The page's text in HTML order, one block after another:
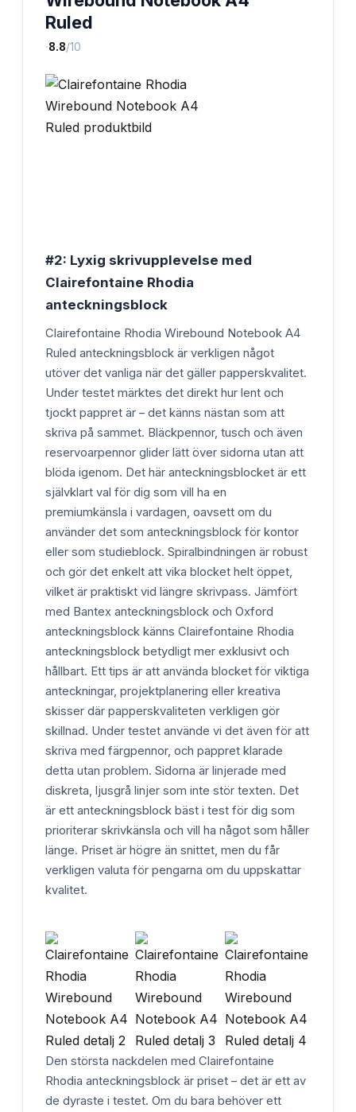
Ruled
·8.8/10
#2: Lyxig skrivupplevelse med
Clairefontaine Rhodia
anteckningsblock
Clairefontaine Rhodia Wirebound Notebook A4
Ruled anteckningsblock är verkligen något
utöver det vanliga när det gäller papperskvalitet.
Under testet märktes det direkt hur lent och
tjockt pappret är – det känns nästan som att
skriva på sammet. Bläckpennor, tusch och även
reservoarpennor glider lätt över sidorna utan att
blöda igenom. Det här anteckningsblocket är ett
självklart val för dig som vill ha en
premiumkänsla i vardagen, oavsett om du
använder det som anteckningsblock för kontor
eller som studieblock. Spiralbindningen är robust
och gör det enkelt att vika blocket helt öppet,
vilket är praktiskt vid längre skrivpass. Jämfört
med Bantex anteckningsblock och Oxford
anteckningsblock känns Clairefontaine Rhodia
anteckningsblock betydligt mer exklusivt och
hållbart. Ett tips är att använda blocket för viktiga
anteckningar, projektplanering eller kreativa
skisser där papperskvaliteten verkligen gör
skillnad. Under testet använde vi det även för att
skriva med färgpennor, och pappret klarade
detta utan problem. Sidorna är linjerade med
diskreta, ljusgrå linjer som inte stör texten. Det
är ett anteckningsblock bäst i test för dig som
prioriterar skrivkänsla och vill ha något som håller
länge. Priset är högre än snittet, men du får
verkligen valuta för pengarna om du uppskattar
kvalitet.
Den största nackdelen med Clairefontaine
Rhodia anteckningsblock är priset – det är ett av
de dyraste i testet. Om du bara behöver ett